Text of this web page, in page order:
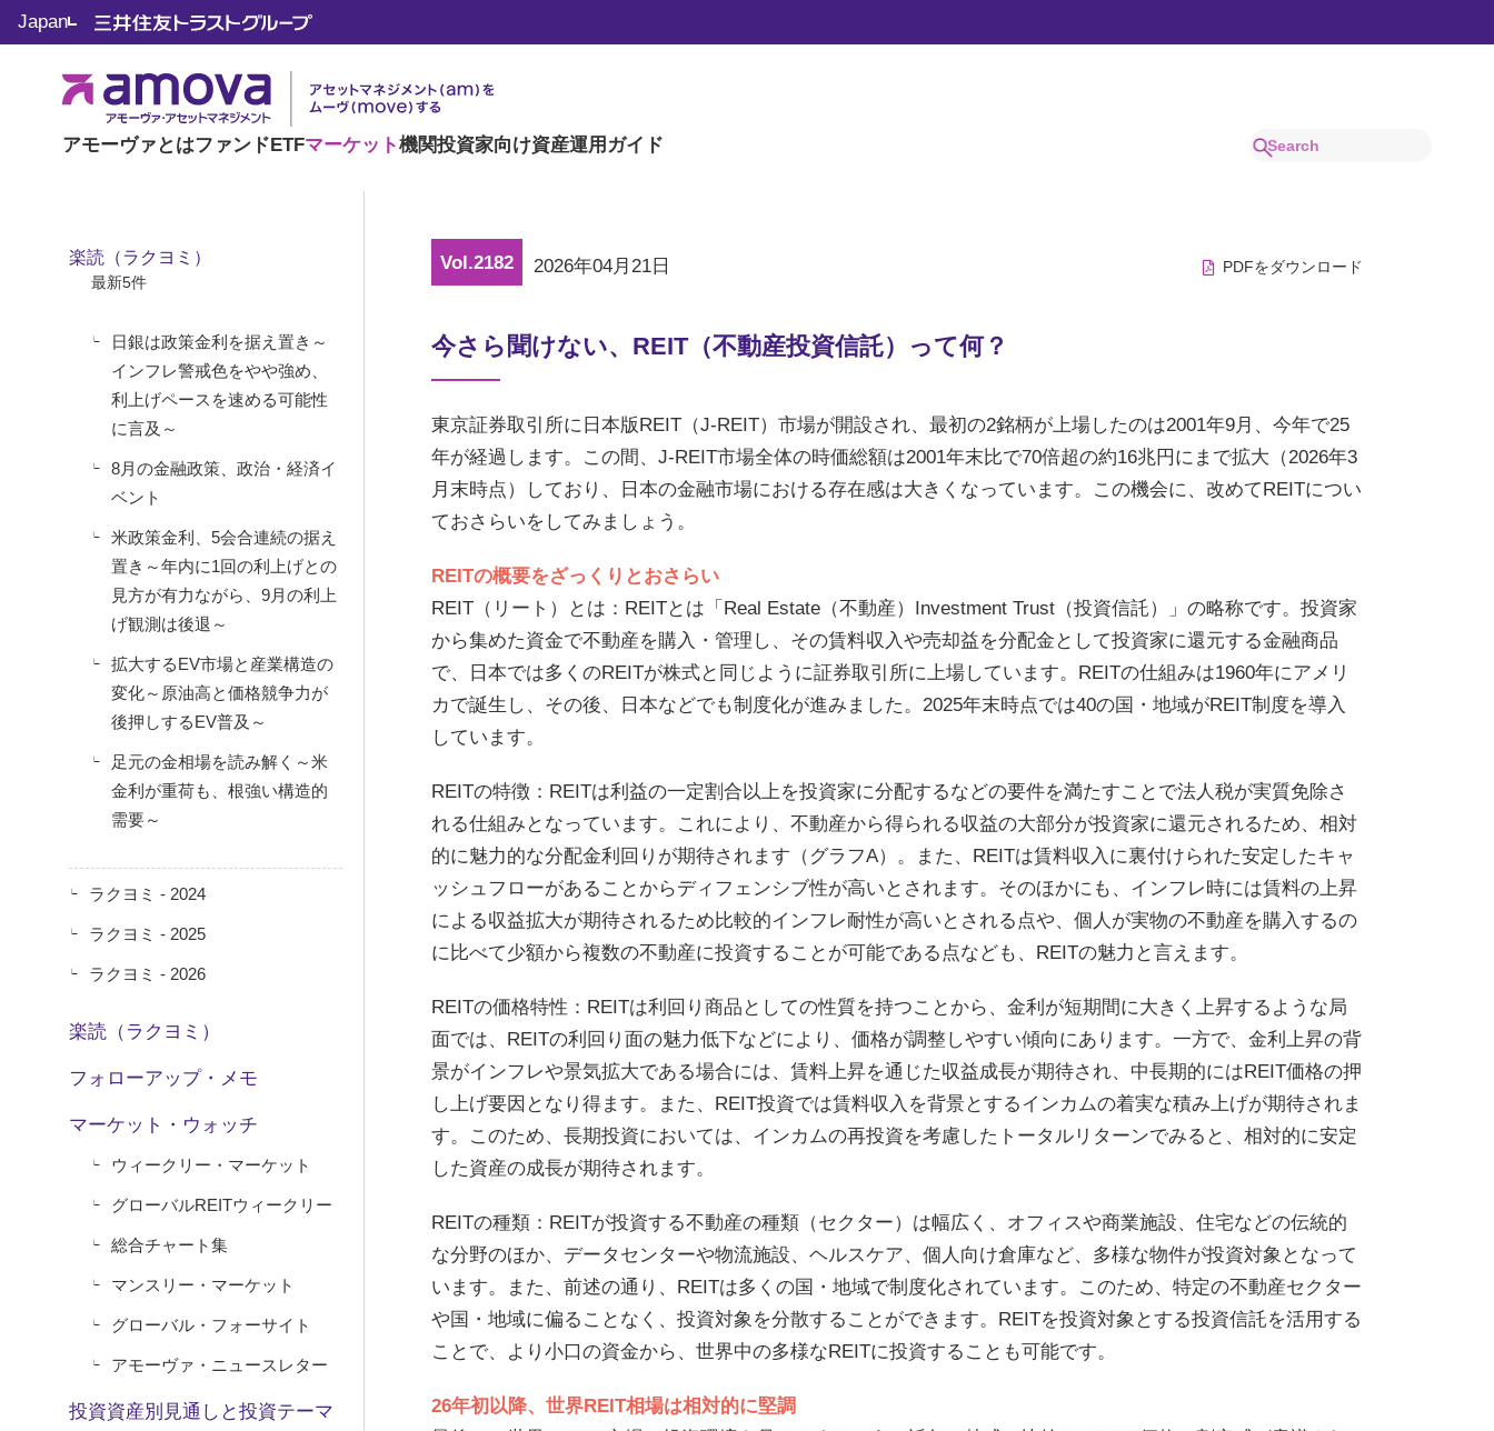
アモーヴァとはファンドETFマーケット機関投資家向け資産運用ガイド
Japan
マーケット情報
楽読（ラクヨミ）
楽読（ラクヨミ）
最新5件
日銀は政策金利を据え置き～
インフレ警戒色をやや強め、
利上げペースを速める可能性
に言及～
8月の金融政策、政治・経済イ
ベント
米政策金利、5会合連続の据え
置き～年内に1回の利上げとの
見方が有力ながら、9月の利上
げ観測は後退～
拡大するEV市場と産業構造の
変化～原油高と価格競争力が
後押しするEV普及～
足元の金相場を読み解く～米
金利が重荷も、根強い構造的
需要～
ラクヨミ - 2024
ラクヨミ - 2025
ラクヨミ - 2026
楽読（ラクヨミ）
フォローアップ・メモ
マーケット・ウォッチ
ウィークリー・マーケット
グローバルREITウィークリー
総合チャート集
マンスリー・マーケット
グローバル・フォーサイト
アモーヴァ・ニュースレター
投資資産別見通しと投資テーマ
Vol.2182 2026年04月21日 PDFをダウンロード
今さら聞けない、REIT（不動産投資信託）って何？
東京証券取引所に日本版REIT（J-REIT）市場が開設され、最初の2銘柄が上場したのは2001年9月、今年で25
年が経過します。この間、J-REIT市場全体の時価総額は2001年末比で70倍超の約16兆円にまで拡大（2026年3
月末時点）しており、日本の金融市場における存在感は大きくなっています。この機会に、改めてREITについ
ておさらいをしてみましょう。
REITの概要をざっくりとおさらい
REIT（リート）とは：REITとは「Real Estate（不動産）Investment Trust（投資信託）」の略称です。投資家
から集めた資金で不動産を購入・管理し、その賃料収入や売却益を分配金として投資家に還元する金融商品
で、日本では多くのREITが株式と同じように証券取引所に上場しています。REITの仕組みは1960年にアメリ
カで誕生し、その後、日本などでも制度化が進みました。2025年末時点では40の国・地域がREIT制度を導入
しています。
REITの特徴：REITは利益の一定割合以上を投資家に分配するなどの要件を満たすことで法人税が実質免除さ
れる仕組みとなっています。これにより、不動産から得られる収益の大部分が投資家に還元されるため、相対
的に魅力的な分配金利回りが期待されます（グラフA）。また、REITは賃料収入に裏付けられた安定したキャ
ッシュフローがあることからディフェンシブ性が高いとされます。そのほかにも、インフレ時には賃料の上昇
による収益拡大が期待されるため比較的インフレ耐性が高いとされる点や、個人が実物の不動産を購入するの
に比べて少額から複数の不動産に投資することが可能である点なども、REITの魅力と言えます。
REITの価格特性：REITは利回り商品としての性質を持つことから、金利が短期間に大きく上昇するような局
面では、REITの利回り面の魅力低下などにより、価格が調整しやすい傾向にあります。一方で、金利上昇の背
景がインフレや景気拡大である場合には、賃料上昇を通じた収益成長が期待され、中長期的にはREIT価格の押
し上げ要因となり得ます。また、REIT投資では賃料収入を背景とするインカムの着実な積み上げが期待されま
す。このため、長期投資においては、インカムの再投資を考慮したトータルリターンでみると、相対的に安定
した資産の成長が期待されます。
REITの種類：REITが投資する不動産の種類（セクター）は幅広く、オフィスや商業施設、住宅などの伝統的
な分野のほか、データセンターや物流施設、ヘルスケア、個人向け倉庫など、多様な物件が投資対象となって
います。また、前述の通り、REITは多くの国・地域で制度化されています。このため、特定の不動産セクター
や国・地域に偏ることなく、投資対象を分散することができます。REITを投資対象とする投資信託を活用する
ことで、より小口の資金から、世界中の多様なREITに投資することも可能です。
26年初以降、世界REIT相場は相対的に堅調